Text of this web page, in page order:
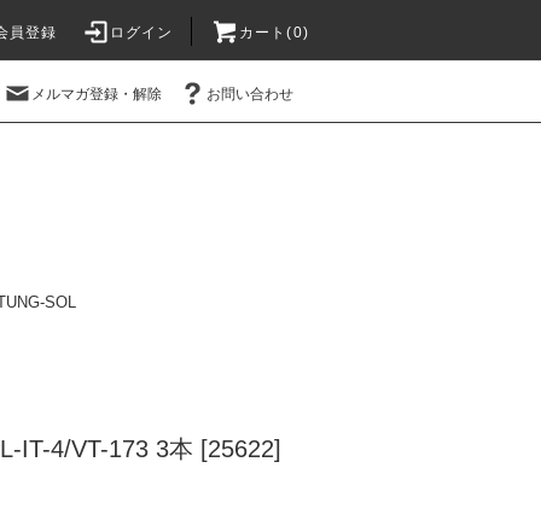
員登録 ログイン カート(0)
メルマガ登録・解除 お問い合わせ
SOL
IT-4/VT-173 3本 [25622]